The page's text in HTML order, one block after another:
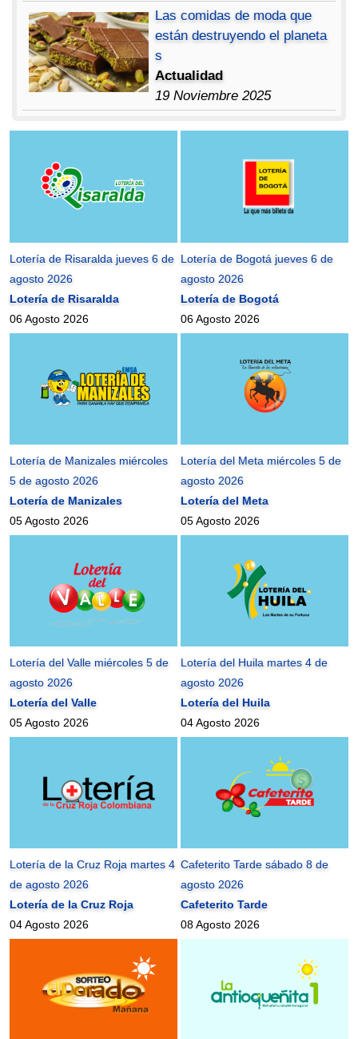
Las comidas de moda que
están destruyendo el planeta
s
Actualidad
19 Noviembre 2025
Lotería de Risaralda jueves 6 de
agosto 2026
Lotería de Risaralda
06 Agosto 2026
Lotería de Bogotá jueves 6 de
agosto 2026
Lotería de Bogotá
06 Agosto 2026
Lotería de Manizales miércoles
5 de agosto 2026
Lotería de Manizales
05 Agosto 2026
Lotería del Meta miércoles 5 de
agosto 2026
Lotería del Meta
05 Agosto 2026
Lotería del Valle miércoles 5 de
agosto 2026
Lotería del Valle
05 Agosto 2026
Lotería del Huila martes 4 de
agosto 2026
Lotería del Huila
04 Agosto 2026
Lotería de la Cruz Roja martes 4
de agosto 2026
Lotería de la Cruz Roja
04 Agosto 2026
Cafeterito Tarde sábado 8 de
agosto 2026
Cafeterito Tarde
08 Agosto 2026